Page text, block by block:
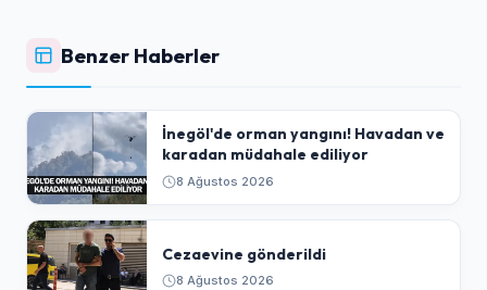
Benzer Haberler
İnegöl'de orman yangını! Havadan ve
karadan müdahale ediliyor
8 Ağustos 2026
Cezaevine gönderildi
8 Ağustos 2026